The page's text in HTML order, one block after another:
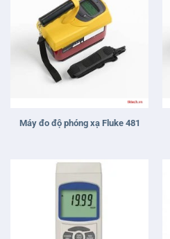
Máy đo độ phóng xạ Fluke 481